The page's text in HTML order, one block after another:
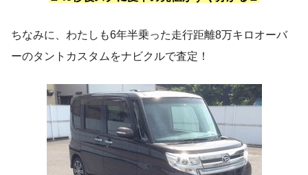
ちなみに、わたしも6年半乗った走行距離8万キロオーバ
ーのタントカスタムをナビクルで査定！